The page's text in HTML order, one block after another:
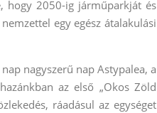
hogy 2050-ig járműparkját és
egy egész átalakulási
nagyszerű nap Astypalea, a
az első „Okos Zöld
ráadásul az egységet